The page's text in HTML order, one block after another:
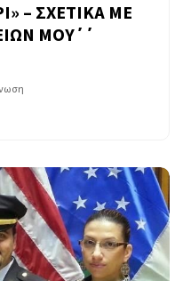
– ΣΧΕΤΙΚΑ ΜΕ
ΜΟΥ΄΄